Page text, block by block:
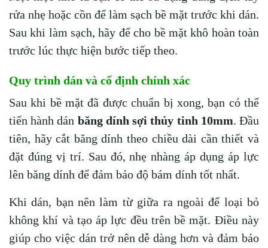
rửa nhẹ hoặc cồn để làm sạch bề mặt trước khi dán.
Sau khi làm sạch, hãy để cho bề mặt khô hoàn toàn
trước lúc thực hiện bước tiếp theo.
Quy trình dán và cố định chính xác
Sau khi bề mặt đã được chuẩn bị xong, bạn có thể
tiến hành dán băng dính sợi thủy tinh 10mm. Đầu
tiên, hãy cắt băng dính theo chiều dài cần thiết và
đặt đúng vị trí. Sau đó, nhẹ nhàng áp dụng áp lực
lên băng dính để đảm bảo độ bám dính tốt nhất.
Khi dán, bạn nên làm từ giữa ra ngoài để loại bỏ
không khí và tạo áp lực đều trên bề mặt. Điều này
giúp cho việc dán trở nên dễ dàng hơn và đảm bảo